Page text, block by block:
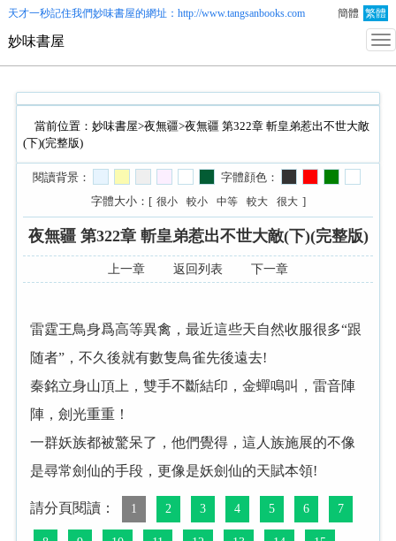
天才一秒記住我們妙味書屋的網址：http://www.tangsanbooks.com 簡體 繁體
妙味書屋
當前位置： 妙味書屋>夜無疆>夜無疆 第322章 斬皇弟惹出不世大敵
(下)(完整版)
閱讀背景：
字體顔色：
字體大小：[ 很小 較小 中等 較大 很大 ]
夜無疆 第322章 斬皇弟惹出不世大敵(下)(完整版)
上一章 返回列表 下一章
雷霆王鳥身爲高等異禽，最近這些天自然收服很多“跟
随者”，不久後就有數隻鳥雀先後遠去!
秦銘立身山頂上，雙手不斷結印，金蟬鳴叫，雷音陣
陣，劍光重重！
一群妖族都被驚呆了，他們覺得，這人族施展的不像
是尋常劍仙的手段，更像是妖劍仙的天賦本領!
請分頁閱讀： 1 2 3 4 5 6 7